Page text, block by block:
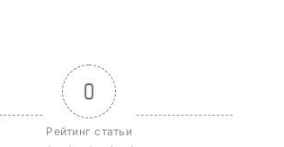
0
Рейтинг статьи